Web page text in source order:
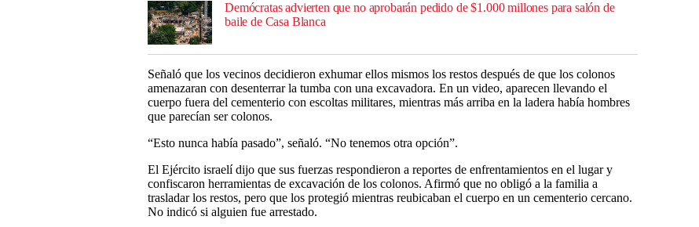
Demócratas advierten que no aprobarán pedido de $1.000 millones para salón de
baile de Casa Blanca
Señaló que los vecinos decidieron exhumar ellos mismos los restos después de que los colonos
amenazaran con desenterrar la tumba con una excavadora. En un video, aparecen llevando el
cuerpo fuera del cementerio con escoltas militares, mientras más arriba en la ladera había hombres
que parecían ser colonos.
“Esto nunca había pasado”, señaló. “No tenemos otra opción”.
El Ejército israelí dijo que sus fuerzas respondieron a reportes de enfrentamientos en el lugar y
confiscaron herramientas de excavación de los colonos. Afirmó que no obligó a la familia a
trasladar los restos, pero que los protegió mientras reubicaban el cuerpo en un cementerio cercano.
No indicó si alguien fue arrestado.